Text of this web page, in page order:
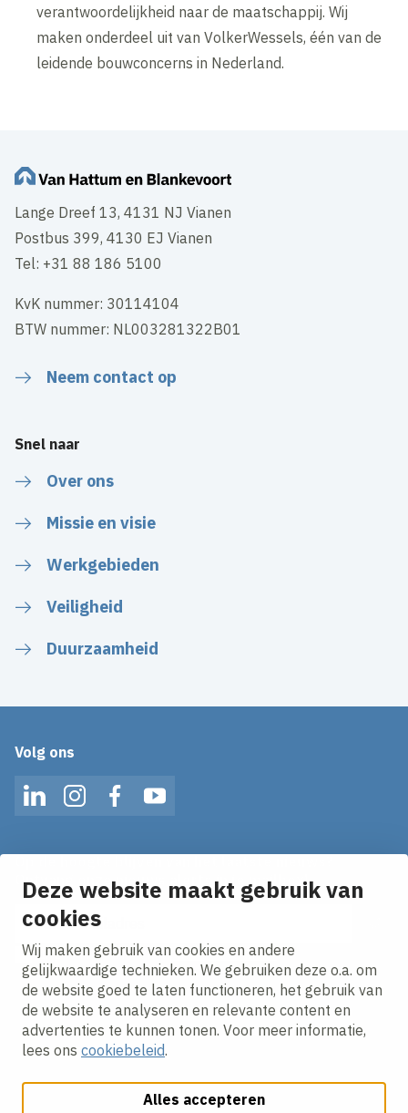
Deze website maakt gebruik van
cookies
Wij maken gebruik van cookies en andere
gelijkwaardige technieken. We gebruiken deze o.a. om
de website goed te laten functioneren, het gebruik van
de website te analyseren en relevante content en
advertenties te kunnen tonen. Voor meer informatie,
lees ons cookiebeleid.
Alles accepteren
verantwoordelijkheid naar de maatschappij. Wij
maken onderdeel uit van VolkerWessels, één van de
leidende bouwconcerns in Nederland.
Lange Dreef 13, 4131 NJ Vianen
Postbus 399, 4130 EJ Vianen
Tel: +31 88 186 5100
KvK nummer: 30114104
BTW nummer: NL003281322B01
Neem contact op
Snel naar
Over ons
Missie en visie
Werkgebieden
Veiligheid
Duurzaamheid
Volg ons
LinkedInInstagramFacebookYouTube
Ontvang onze nieuws alerts in je mailbox!
E-mailadres
Ik ga akkoord met hetprivacy statement.
Cookies aanpassenCookie beleidPrivacy policy